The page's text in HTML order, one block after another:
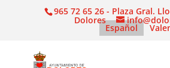
965 72 65 26 - Plaza Gral.
Dolores
Español